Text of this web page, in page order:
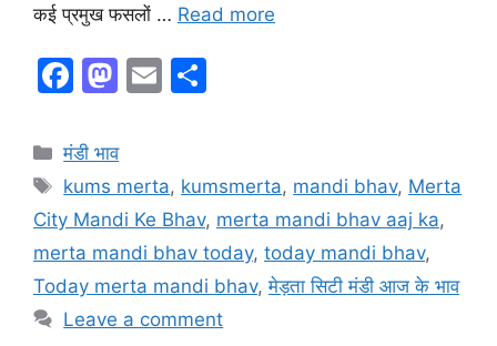
कई प्रमुख फसलों … Read more
F
c
e
b
o
o
k
M
st
o
d
o
n
E
l
e
Categories
मंडी भाव
Tags
kums merta, kumsmerta, mandi bhav, Merta
City Mandi Ke Bhav, merta mandi bhav aaj ka,
merta mandi bhav today, today mandi bhav,
Today merta mandi bhav,मेड़ता सिटी मंडी आज के भाव
Leave a comment